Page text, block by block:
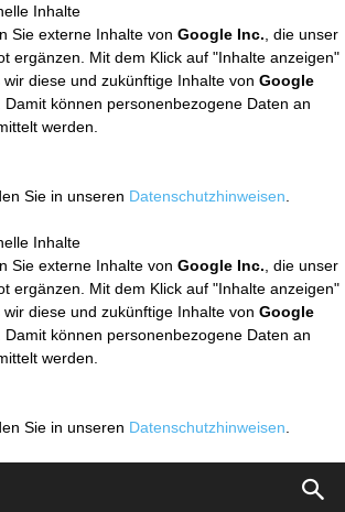
Inhalte
Sie externe Inhalte von Google Inc. , die unser
ergänzen. Mit dem Klick auf "Inhalte anzeigen"
diese und zukünftige Inhalte von Google
können personenbezogene Daten an
werden.
Sie in unseren Datenschutzhinweisen
Inhalte
Sie externe Inhalte von Google Inc. , die unser
ergänzen. Mit dem Klick auf "Inhalte anzeigen"
diese und zukünftige Inhalte von Google
können personenbezogene Daten an
werden.
Sie in unseren Datenschutzhinweisen